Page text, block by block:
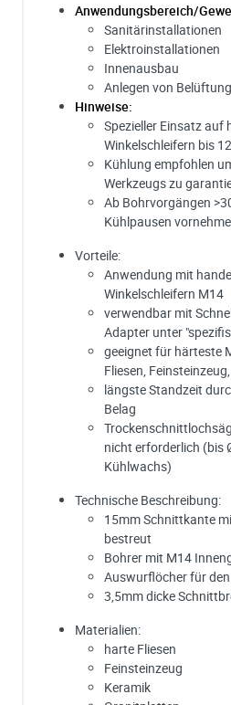
Anwendungsbereich/
Sanitärinstallationen
Elektroinstallationen
Innenausbau
Anlegen von
Hinweise:
Spezieller Einsatz auf
Winkelschleifern bis
Kühlung empfohlen
Werkzeugs zu
Ab Bohrvorgängen
Kühlpausen
Vorteile:
Anwendung mit
Winkelschleifern M14
verwendbar mit
Adapter unter
geeignet für härteste
Fliesen,
längste Standzeit
Belag
nicht erforderlich (bis
Kühlwachs)
Technische Beschreibung:
15mm Schnittkante
bestreut
Bohrer mit M14
Auswurflöcher für
3,5mm dicke
Materialien:
harte Fliesen
Feinsteinzeug
Keramik